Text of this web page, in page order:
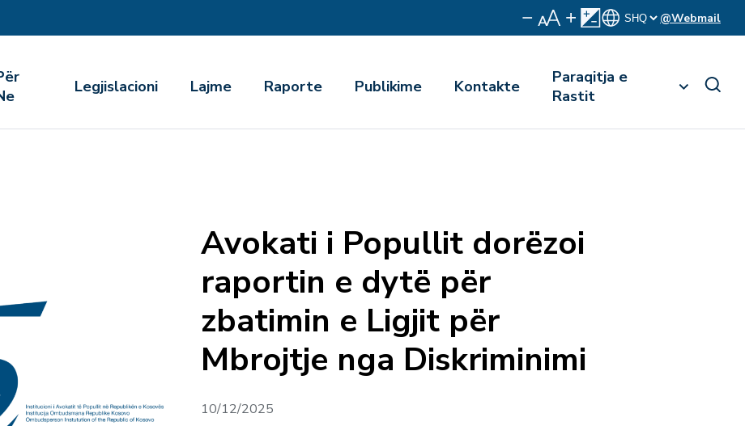
@Webmail
Legjislacioni Lajme Raporte Publikime Kontakte
Paraqitja e
Rastit
Avokati i Popullit dorëzoi
raportin e dytë për
zbatimin e Ligjit për
Mbrojtje nga Diskriminimi
10/12/2025